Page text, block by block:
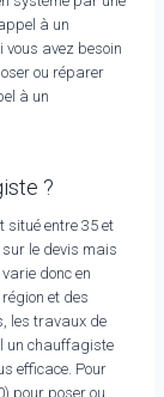
à un
avez besoin
ou réparer
à un
?
situé entre 35 et
le devis mais
donc en
et des
les travaux de
un chauffagiste
efficace. Pour
pour poser ou